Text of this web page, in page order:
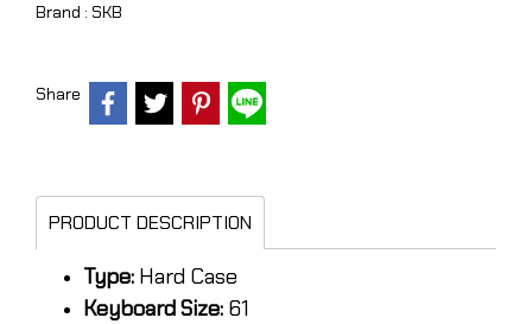
Brand : SKB
Share
PRODUCT DESCRIPTION
Type: Hard Case
Keyboard Size: 61